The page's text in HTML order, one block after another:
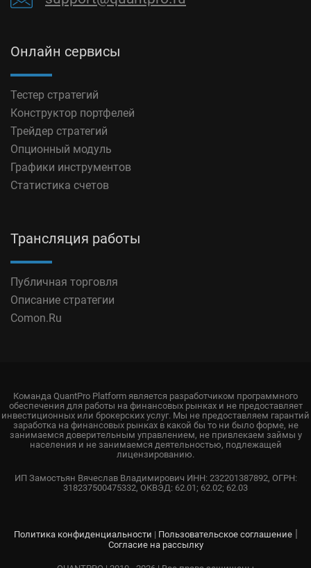
Онлайн сервисы
Тестер стратегий
Конструктор портфелей
Трейдер стратегий
Опционный модуль
Графики инструментов
Статистика счетов
Трансляция работы
Публичная торговля
Описание стратегии
Comon.Ru
Команда QuantPro Platform является разработчиком программного
обеспечения для работы на финансовых рынках и не предоставляет
инвестиционных или брокерских услуг. Мы не предоставляем гарантий
заработка на финансовых рынках в какой бы то ни было форме, не
занимаемся доверительным управлением, не привлекаем займы у
населения и не занимаемся деятельностью, подлежащей
лицензированию.
ИП Замостьян Вячеслав Владимирович ИНН: 232201387892, ОГРН:
318237500475332, ОКВЭД: 62.01; 62.02; 62.03
Политика конфиденциальности | Пользовательское соглашение|
Согласие на рассылку